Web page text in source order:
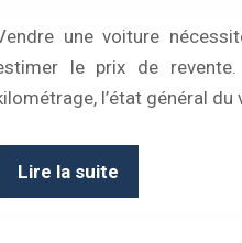
une voiture
le prix de
l’état général du
Lire la suite